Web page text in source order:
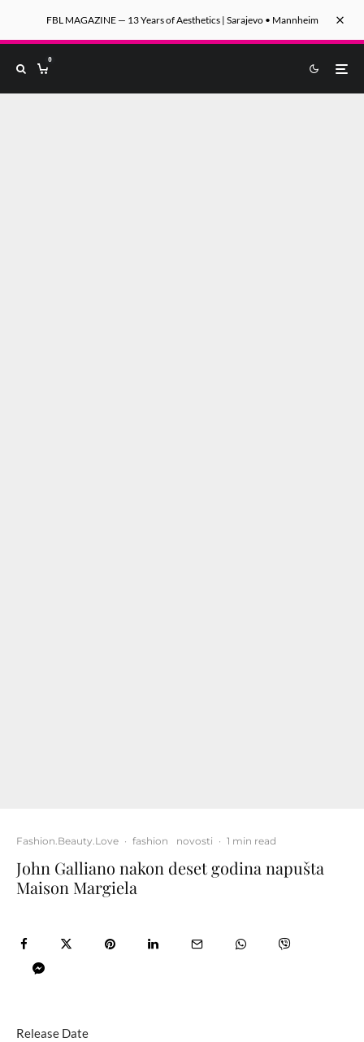
FBL MAGAZINE — 13 Years of Aesthetics | Sarajevo • Mannheim
0
Fashion.Beauty.Love · fashion novosti · 1 min read
John Galliano nakon deset godina napušta
Maison Margiela
Release Date